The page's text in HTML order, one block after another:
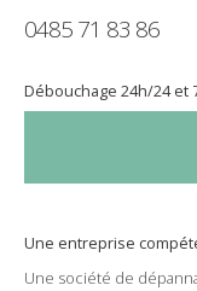
0485 71 83 86
Débouchage 24h/24et
Une entreprise
Une société de